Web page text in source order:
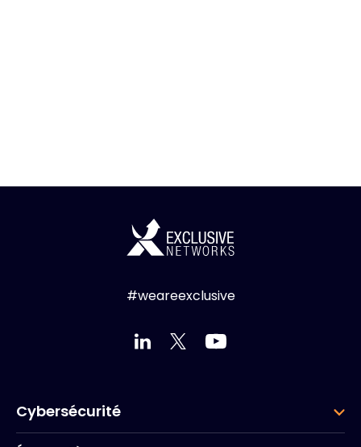
#weareexclusive
Cybersécurité